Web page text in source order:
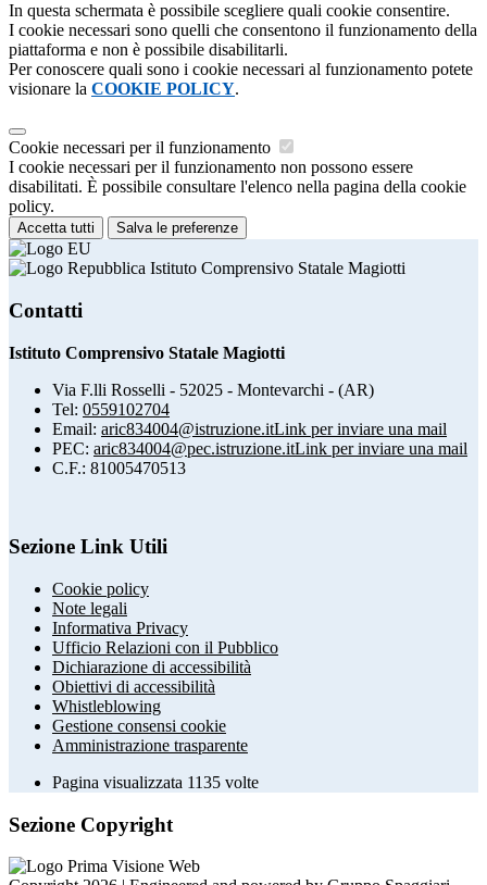
In questa schermata è possibile scegliere quali cookie consentire.
I cookie necessari sono quelli che consentono il funzionamento della
piattaforma e non è possibile disabilitarli.
Per conoscere quali sono i cookie necessari al funzionamento potete
visionare la COOKIE POLICY.
Cookie necessari per il funzionamento
I cookie necessari per il funzionamento non possono essere
disabilitati. È possibile consultare l'elenco nella pagina della cookie
policy.
Accetta tutti Salva le preferenze
Istituto Comprensivo Statale Magiotti
Contatti
Istituto Comprensivo Statale Magiotti
Via F.lli Rosselli - 52025 - Montevarchi - (AR)
Tel: 0559102704
Email: aric834004@istruzione.itLink per inviare una mail
PEC: aric834004@pec.istruzione.itLink per inviare una mail
C.F.: 81005470513
Sezione Link Utili
Cookie policy
Note legali
Informativa Privacy
Ufficio Relazioni con il Pubblico
Dichiarazione di accessibilità
Obiettivi di accessibilità
Whistleblowing
Gestione consensi cookie
Amministrazione trasparente
Pagina visualizzata 1135 volte
Sezione Copyright